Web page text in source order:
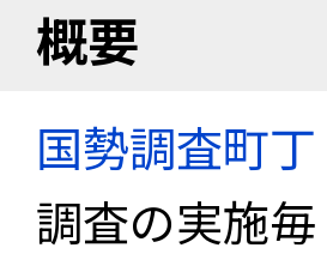
概要
国勢調査町
調査の実施